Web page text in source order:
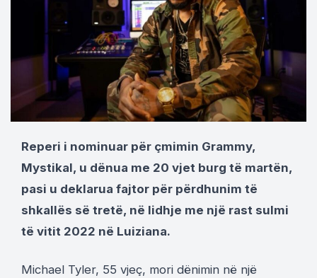
Reperi i nominuar për çmimin Grammy,
Mystikal, u dënua me 20 vjet burg të martën,
pasi u deklarua fajtor për përdhunim të
shkallës së tretë, në lidhje me një rast sulmi
të vitit 2022 në Luiziana.
Michael Tyler, 55 vjeç, mori dënimin në një